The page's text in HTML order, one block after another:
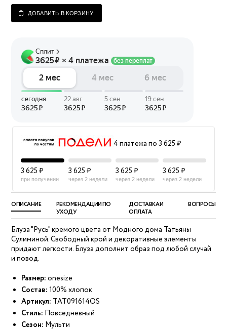
ДОБАВИТЬ В КОРЗИНУ
4 платежа по 3 625 ₽
3 625 ₽
при получении
3 625 ₽
через 2 недели
3 625 ₽
через 2 недели
3 625 ₽
через 2 недели
ОПИСАНИЕ
РЕКОМЕНДАЦИИ ПО
УХОДУ
ДОСТАВКА И
ОПЛАТА
ВОПРОСЫ
Блуза "Русь" кремого цвета от Модного дома Татьяны
Сулиминой. Свободный крой и декоративные элементы
придают легкости. Блуза дополнит образ под любой случай
и повод.
Размер: onesize
Состав: 100% хлопок
Артикул: ТАТ091614OS
Стиль: Повседневный
Сезон: Мульти